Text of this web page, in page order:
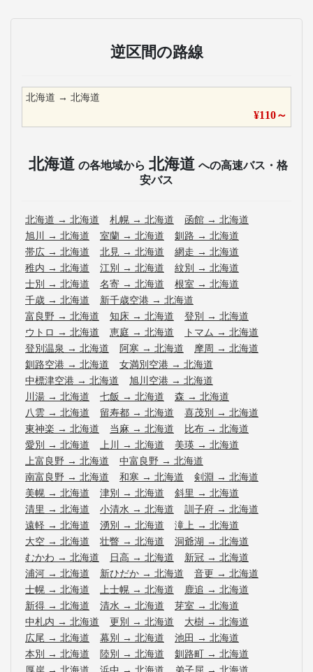
逆区間の路線
北海道 → 北海道
¥110～
北海道 の各地域から 北海道 への高速バス・格
安バス
北海道 → 北海道 札幌 → 北海道 函館 → 北海道
旭川
→ 北海道 室蘭 → 北海道 釧路 → 北海道
帯広 → 北海道 北見 → 北海道 網走 → 北海道
稚内 → 北海道 江別 → 北海道 紋別 → 北海道
士別 → 北海道 名寄 → 北海道 根室 → 北海道
千歳 → 北海道 新千歳空港 → 北海道
富良野 → 北海道 知床 → 北海道 登別 → 北海道
ウトロ → 北海道 恵庭 → 北海道 トマム → 北海道
登別温泉 → 北海道 阿寒 → 北海道 摩周 → 北海道
釧路空港 → 北海道 女満別空港 → 北海道
中標津空港 → 北海道 旭川空港 → 北海道
川湯 → 北海道 七飯 → 北海道 森 → 北海道
八雲 → 北海道 留寿都 → 北海道 喜茂別 → 北海道
東神楽 → 北海道 当麻 → 北海道 比布 → 北海道
愛別 → 北海道 上川 → 北海道 美瑛 → 北海道
上富良野 → 北海道 中富良野 → 北海道
南富良野 → 北海道 和寒 → 北海道 剣淵 → 北海道
美幌 → 北海道 津別 → 北海道 斜里 → 北海道
清里 → 北海道 小清水 → 北海道 訓子府 → 北海道
遠軽 → 北海道 湧別 → 北海道 滝上 → 北海道
大空 → 北海道 壮瞥 → 北海道 洞爺湖 → 北海道
むかわ → 北海道 日高 → 北海道 新冠 → 北海道
浦河 → 北海道 新ひだか → 北海道 音更 → 北海道
士幌 → 北海道 上士幌 → 北海道 鹿追 → 北海道
新得 → 北海道 清水 → 北海道 芽室 → 北海道
中札内 → 北海道 更別 → 北海道 大樹 → 北海道
広尾 → 北海道 幕別 → 北海道 池田 → 北海道
本別 → 北海道 陸別 → 北海道 釧路町 → 北海道